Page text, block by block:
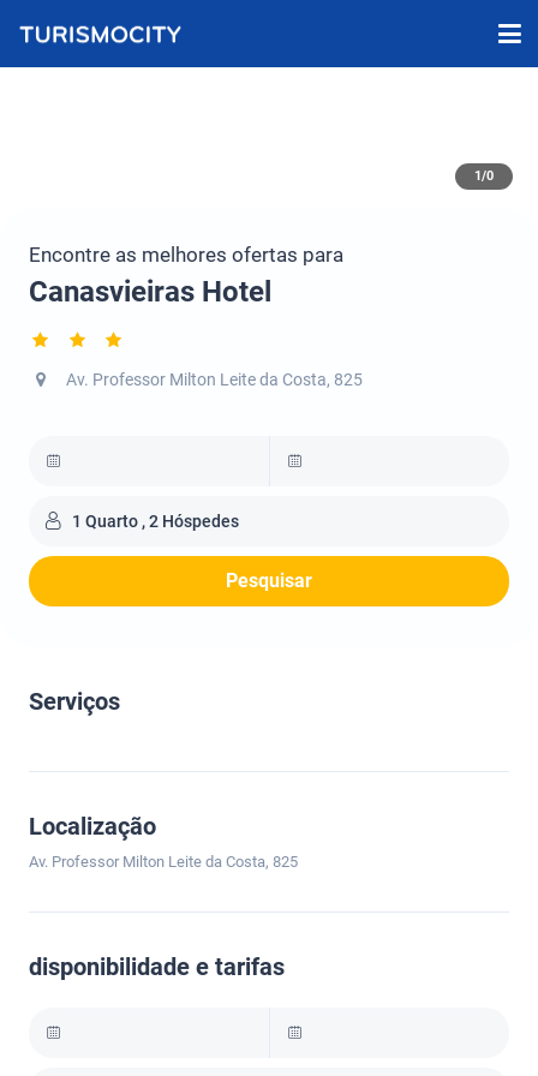
1/0
Encontre as melhores ofertas para
Canasvieiras Hotel
Av. Professor Milton Leite da Costa, 825
1 Quarto , 2 Hóspedes
Pesquisar
Serviços
Localização
Av. Professor Milton Leite da Costa, 825
disponibilidade e tarifas